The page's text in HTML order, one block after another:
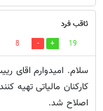
ثاقب فرد
19
8
سلام. امیدوارم اقای
کارکنان مالیاتی تهیه
اصلاح شد.